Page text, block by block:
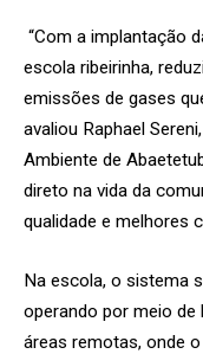
“Com a implantação
escola ribeirinha,
emissões de gases
avaliou Raphael
Ambiente de
direto na vida da
qualidade e melhores
Na escola, o sistema
operando por meio
áreas remotas, onde